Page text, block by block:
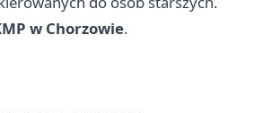
w Chorzowie.